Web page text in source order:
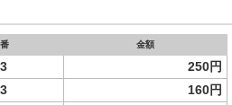
金額
250円
160円